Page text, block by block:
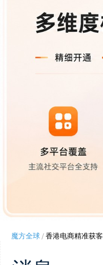
魔方全球/香港电商精准获客